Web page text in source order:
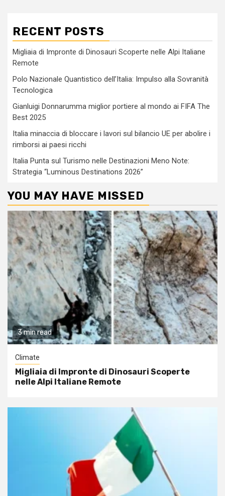
RECENT POSTS
Migliaia di Impronte di Dinosauri Scoperte nelle Alpi Italiane
Remote
Polo Nazionale Quantistico dell’Italia: Impulso alla Sovranità
Tecnologica
Gianluigi Donnarumma miglior portiere al mondo ai FIFA The
Best 2025
Italia minaccia di bloccare i lavori sul bilancio UE per abolire i
rimborsi ai paesi ricchi
Italia Punta sul Turismo nelle Destinazioni Meno Note:
Strategia “Luminous Destinations 2026”
YOU MAY HAVE MISSED
3 min read
Climate
Migliaia di Impronte di Dinosauri Scoperte
nelle Alpi Italiane Remote